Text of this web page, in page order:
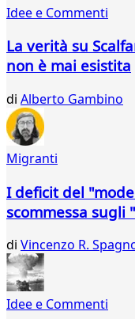
Idee e Commenti
La verità su
non è mai esistita
di Alberto Gambino
Migranti
I deficit del
scommessa sugli
di Vincenzo R.
Idee e Commenti